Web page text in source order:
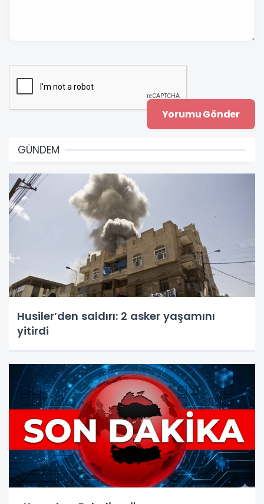
GÜNDEM
Husiler’den saldırı: 2 asker yaşamını
yitirdi